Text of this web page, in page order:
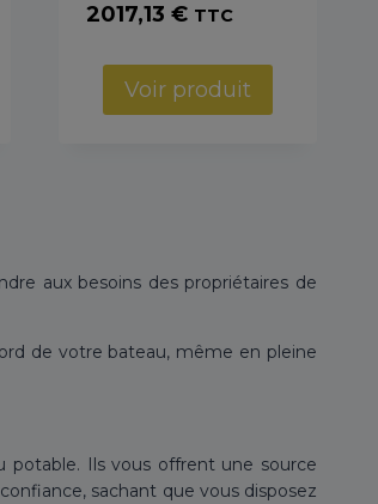
2017,13 € TTC
Voir produit
aux besoins des propriétaires de
de votre bateau, même en pleine
potable. Ils vous offrent une source
sachant que vous disposez